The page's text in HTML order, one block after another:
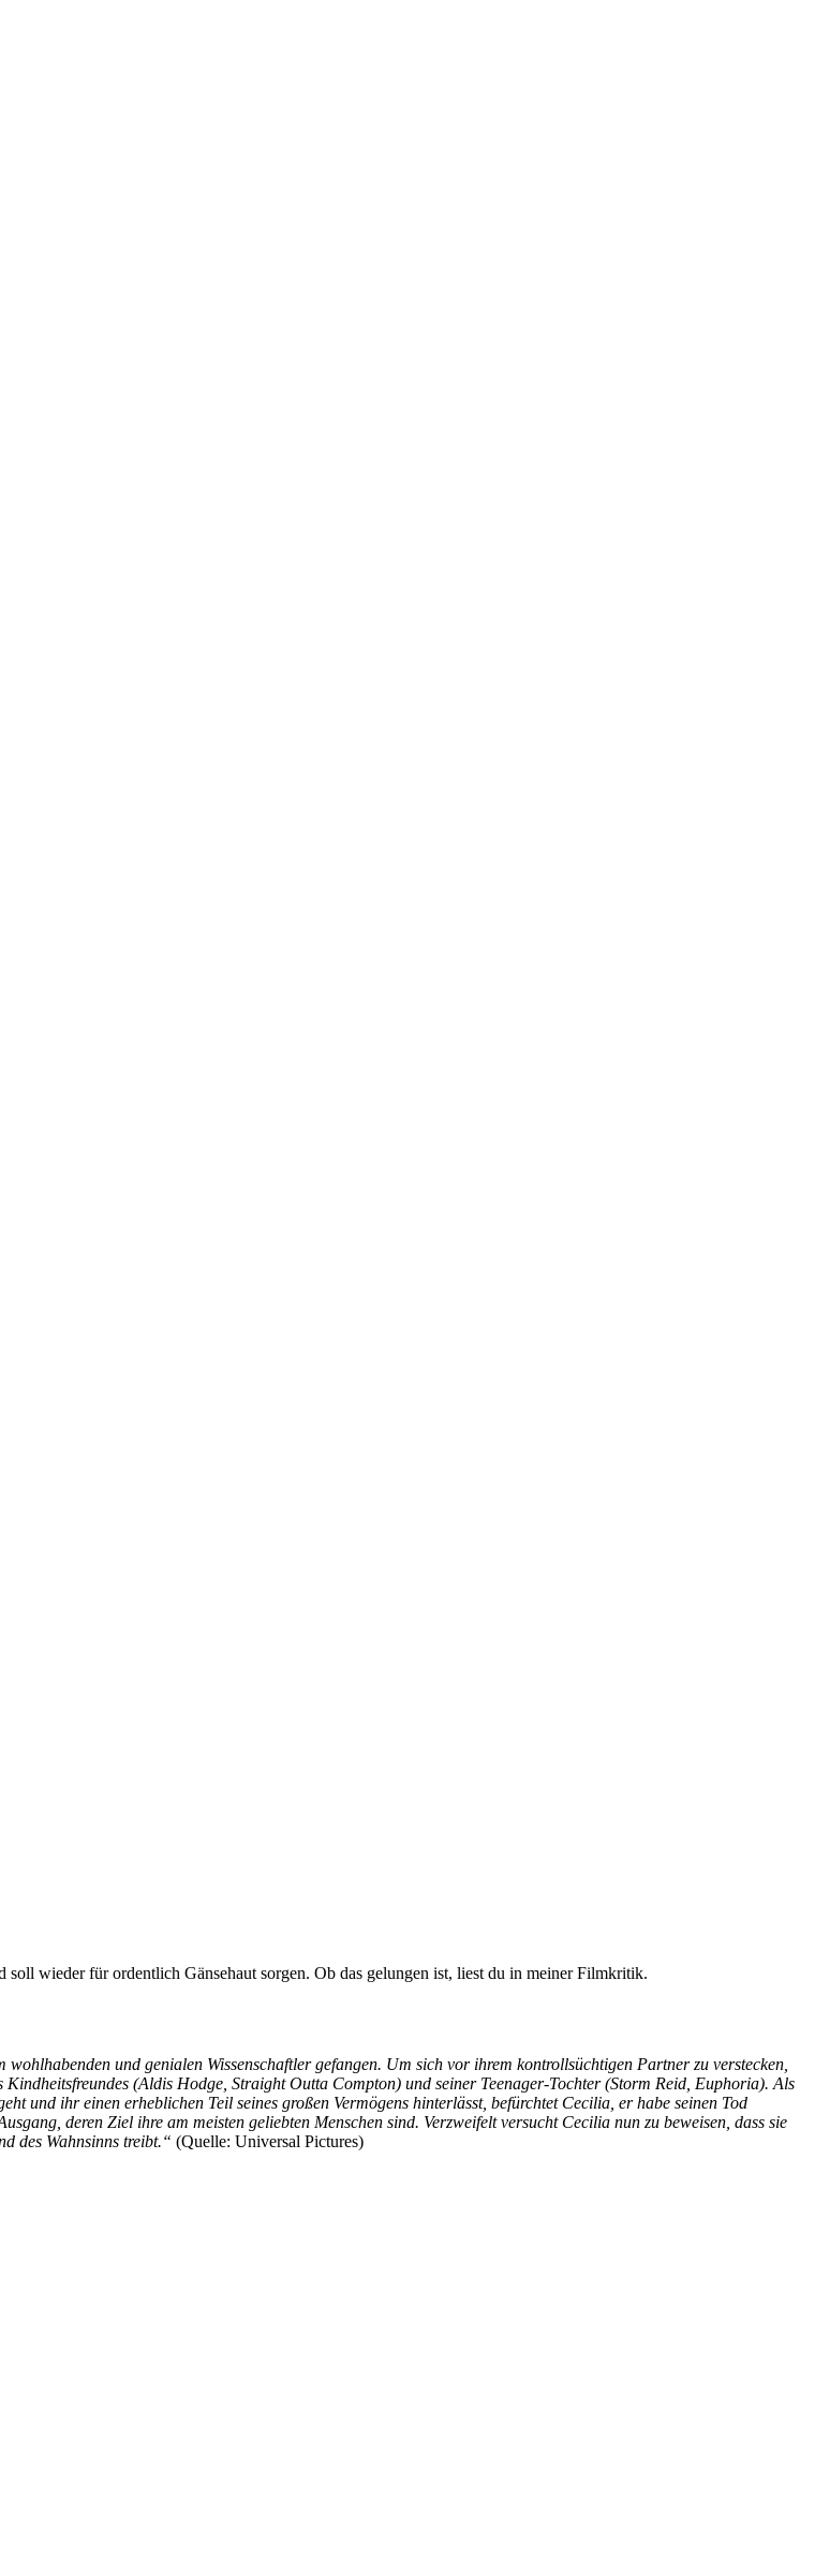
wieder für ordentlich Gänsehaut sorgen. Ob das gelungen ist, liest du in meiner Filmkritik.
und genialen Wissenschaftler gefangen. Um sich vor ihrem kontrollsüchtigen Partner zu verstecken,
(Aldis Hodge, Straight Outta Compton) und seiner Teenager-Tochter (Storm Reid, Euphoria). Als
und ihr einen erheblichen Teil seines großen Vermögens hinterlässt, befürchtet Cecilia, er habe seinen Tod
deren Ziel ihre am meisten geliebten Menschen sind. Verzweifelt versucht Cecilia nun zu beweisen, dass sie
des Wahnsinns treibt.“ (Quelle: Universal Pictures)